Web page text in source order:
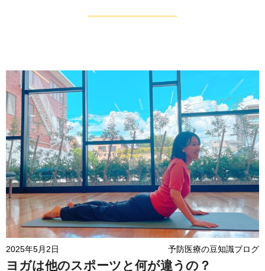
2025年5月2日 予防医療の豆知識ブログ
ヨガは他のスポーツと何が違うの？